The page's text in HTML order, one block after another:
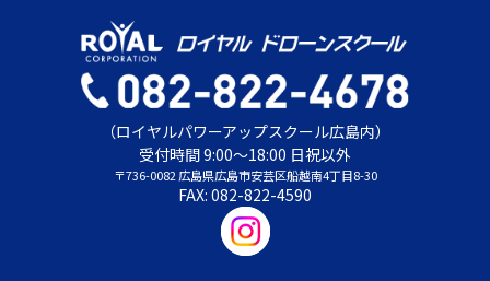
（ロイヤルパワーアップスクール広島内）
受付時間 9:00～18:00 日祝以外
〒736-0082 広島県広島市安芸区船越南4丁目8-30
FAX: 082-822-4590